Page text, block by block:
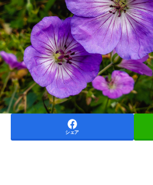
シェア